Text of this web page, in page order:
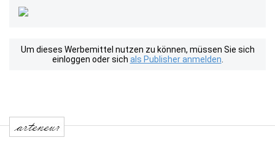
Um dieses Werbemittel nutzen zu können, müssen Sie sich
einloggen oder sich als Publisher anmelden